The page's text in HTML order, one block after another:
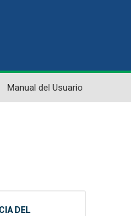
Manual del Usuario
DEL